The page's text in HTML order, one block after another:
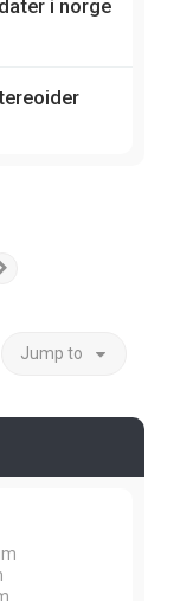
i norge
Jump to